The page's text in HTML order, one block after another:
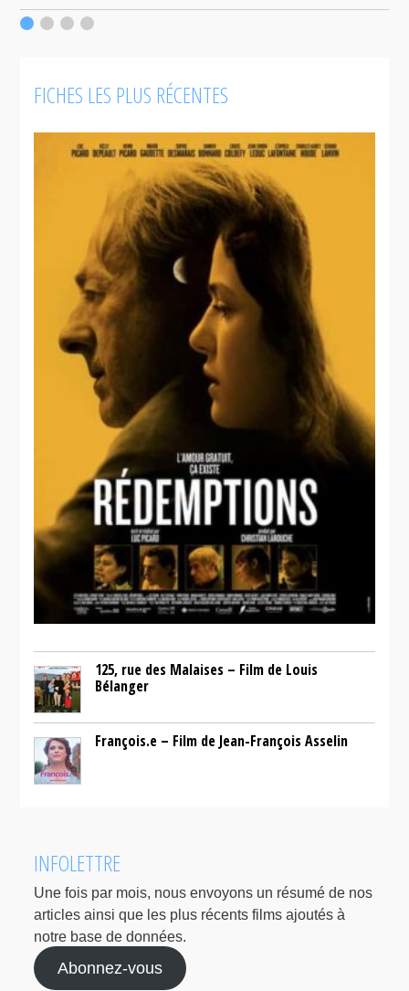
FICHES LES PLUS RÉCENTES
125, rue des Malaises – Film de Louis
Bélanger
François.e – Film de Jean-François Asselin
INFOLETTRE
Une fois par mois, nous envoyons un résumé de nos
articles ainsi que les plus récents films ajoutés à
notre base de données.
Abonnez-vous